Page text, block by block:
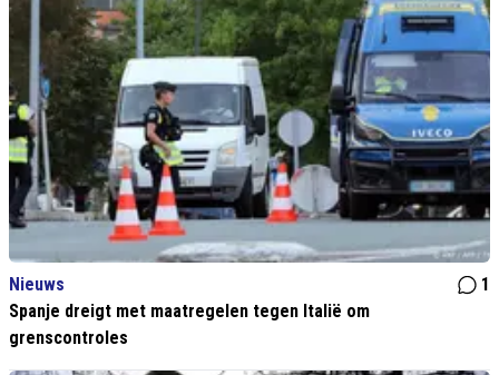
Nieuws
1
Spanje dreigt met maatregelen tegen Italië om
grenscontroles